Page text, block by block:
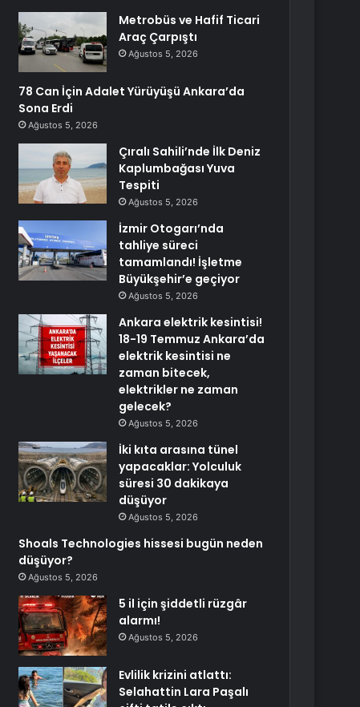
Metrobüs ve Hafif Ticari
Araç Çarpıştı
Ağustos 5, 2026
78 Can İçin Adalet Yürüyüşü Ankara’da
Sona Erdi
Ağustos 5, 2026
Çıralı Sahili’nde İlk Deniz
Kaplumbağası Yuva
Tespiti
Ağustos 5, 2026
İzmir Otogarı’nda
tahliye süreci
tamamlandı! İşletme
Büyükşehir’e geçiyor
Ağustos 5, 2026
Ankara elektrik kesintisi!
18-19 Temmuz Ankara’da
elektrik kesintisi ne
zaman bitecek,
elektrikler ne zaman
gelecek?
Ağustos 5, 2026
İki kıta arasına tünel
yapacaklar: Yolculuk
süresi 30 dakikaya
düşüyor
Ağustos 5, 2026
Shoals Technologies hissesi bugün neden
düşüyor?
Ağustos 5, 2026
5 il için şiddetli rüzgâr
alarmı!
Ağustos 5, 2026
Evlilik krizini atlattı:
Selahattin Lara Paşalı